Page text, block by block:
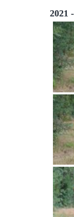
2021